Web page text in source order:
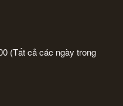
(Tất cả các ngày trong